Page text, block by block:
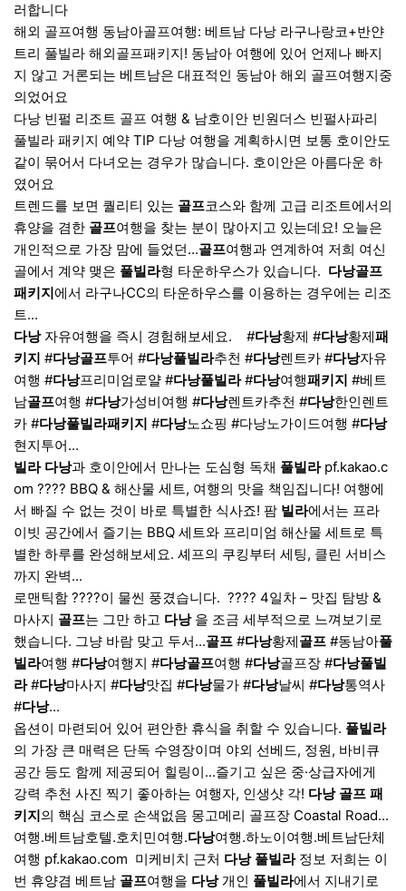
러합니다
해외 골프여행 동남아골프여행: 베트남 다낭 라구나랑코+반얀
트리 풀빌라 해외골프패키지! 동남아 여행에 있어 언제나 빠지
지 않고 거론되는 베트남은 대표적인 동남아 해외 골프여행지중
의었어요
다낭 빈펄 리조트 골프 여행 & 남호이안 빈원더스 빈펄사파리
풀빌라 패키지 예약 TIP 다낭 여행을 계획하시면 보통 호이안도
같이 묶어서 다녀오는 경우가 많습니다. 호이안은 아름다운 하
였어요
트렌드를 보면 퀄리티 있는 골프코스와 함께 고급 리조트에서의
휴양을 겸한 골프여행을 찾는 분이 많아지고 있는데요! 오늘은
개인적으로 가장 맘에 들었던...골프여행과 연계하여 저희 여신
골에서 계약 맺은 풀빌라형 타운하우스가 있습니다. ​ 다낭골프
패키지에서 라구나CC의 타운하우스를 이용하는 경우에는 리조
트...
다낭자유여행을 즉시 경험해보세요. ​ ​ ​ #다낭황제 #다낭황제패
키지 #다낭골프투어 #다낭풀빌라추천 #다낭렌트카 #다낭자유
여행 #다낭프리미엄로얄 #다낭풀빌라#다낭여행패키지 #베트
남골프여행 #다낭가성비여행 #다낭렌트카추천 #다낭한인렌트
카 #다낭풀빌라패키지 #다낭노쇼핑 #다낭노가이드여행 #다낭
현지투어...
빌라 다낭과 호이안에서 만나는 도심형 독채 풀빌라pf.kakao.c
om ???? BBQ & 해산물 세트, 여행의 맛을 책임집니다! 여행에
서 빠질 수 없는 것이 바로 특별한 식사죠! 팜 빌라에서는 프라
이빗 공간에서 즐기는 BBQ 세트와 프리미엄 해산물 세트로 특
별한 하루를 완성해보세요. 셰프의 쿠킹부터 세팅, 클린 서비스
까지 완벽...
로맨틱함 ????이 물씬 풍겼습니다. ​ ???? 4일차 – 맛집 탐방 &
마사지 골프는 그만 하고 다낭을 조금 세부적으로 느껴보기로
했습니다. 그냥 바람 맞고 두서...골프 #다낭황제골프 #동남아풀
빌라여행 #다낭여행지 #다낭골프여행 #다낭골프장 #다낭풀빌
라#다낭마사지 #다낭맛집 #다낭물가 #다낭날씨 #다낭통역사
#다낭...
옵션이 마련되어 있어 편안한 휴식을 취할 수 있습니다. 풀빌라
의 가장 큰 매력은 단독 수영장이며 야외 선베드, 정원, 바비큐
공간 등도 함께 제공되어 힐링이...즐기고 싶은 중·상급자에게
강력 추천 사진 찍기 좋아하는 여행자, 인생샷 각! 다낭 골프 패
키지의 핵심 코스로 손색없음 몽고메리 골프장 Coastal Road...
여행.베트남호텔.호치민여행.다낭여행.하노이여행.베트남단체
여행 pf.kakao.com ​ 미케비치 근처 다낭 풀빌라정보 저희는 이
번 휴양겸 베트남 골프여행을 다낭개인 풀빌라에서 지내기로